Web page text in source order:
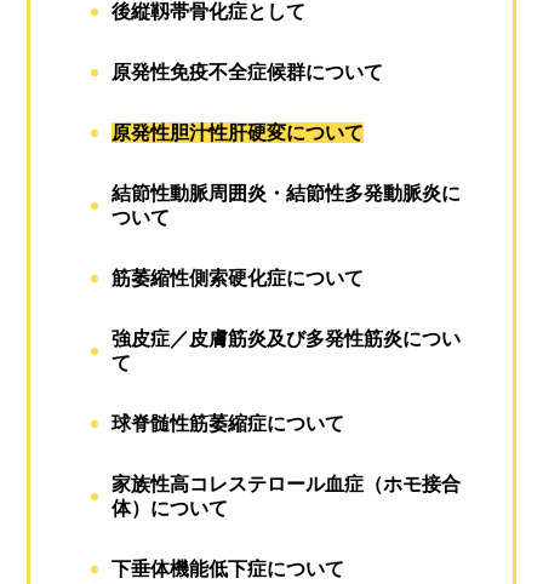
後縦靱帯骨化症として
原発性免疫不全症候群について
原発性胆汁性肝硬変について
結節性動脈周囲炎・結節性多発動脈炎に
ついて
筋萎縮性側索硬化症について
強皮症／皮膚筋炎及び多発性筋炎につい
て
球脊髄性筋萎縮症について
家族性高コレステロール血症（ホモ接合
体）について
下垂体機能低下症について